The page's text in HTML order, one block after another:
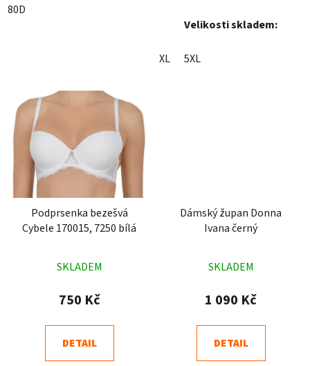
80D
Velikosti skladem:
XL 5XL
Podprsenka bezešvá
Cybele 170015, 7250 bílá
hodnocení
produktu
5,0
z
SKLADEM
750 Kč
DETAIL
Dámský župan Donna
Ivana černý
hodnocení
produktu
4,9
z
SKLADEM
1 090 Kč
DETAIL